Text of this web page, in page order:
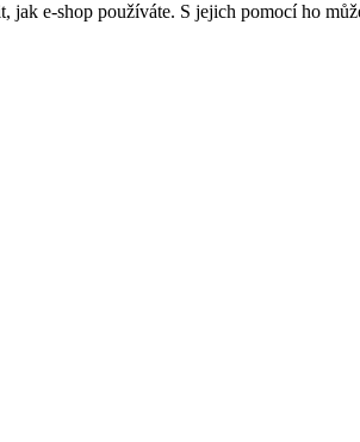
jak e-shop používáte. S jejich pomocí ho